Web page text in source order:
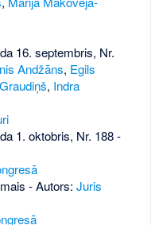
16. septembris, Nr.
Andžāns, Egils
, Indra
1. oktobris, Nr. 188-
- Autors: Juris